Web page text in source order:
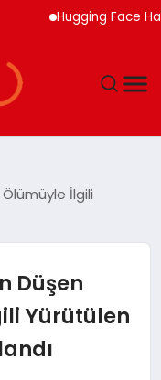
Hugging Face
Ölümüyle İlgili
Düşen
Yürütülen